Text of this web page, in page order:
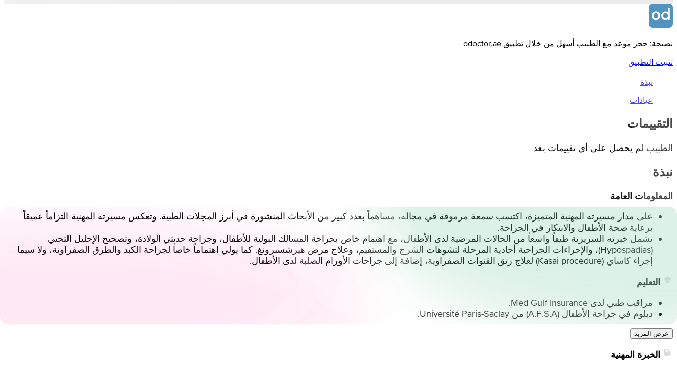
نصيحة: حجز موعد مع الطبيب أسهل من خلال تطبيق odoctor.ae
تثبيت التطبيق
نبذة
عيادات
التقييمات
الطبيب لم يحصل على أي تقييمات بعد
نبذة
المعلومات العامة
على مدار مسيرته المهنية المتميزة، اكتسب سمعة مرموقة في مجاله، مساهماً بعدد كبير من الأبحاث المنشورة في أبرز المجلات الطبية. وتعكس مسيرته المهنية التزاماً عميقاً
برعاية صحة الأطفال والابتكار في الجراحة.
تشمل خبرته السريرية طيفاً واسعاً من الحالات المرضية لدى الأطفال، مع اهتمام خاص بجراحة المسالك البولية للأطفال، وجراحة حديثي الولادة، وتصحيح الإحليل التحتي
(Hypospadias)، والإجراءات الجراحية أحادية المرحلة لتشوهات الشرج والمستقيم، وعلاج مرض هيرشسبرونغ. كما يولي اهتماماً خاصاً لجراحة الكبد والطرق الصفراوية، ولا سيما
إجراء كاساي (Kasai procedure) لعلاج رتق القنوات الصفراوية، إضافة إلى جراحات الأورام الصلبة لدى الأطفال.
التعليم
مراقب طبي لدى Med Gulf Insurance.
دبلوم في جراحة الأطفال (A.F.S.A) من Université Paris-Saclay.
عرض المزيد
الخبرة المهنية